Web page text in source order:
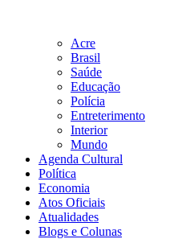
Acre
Brasil
Saúde
Educação
Polícia
Entreterimento
Interior
Mundo
Agenda Cultural
Política
Economia
Atos Oficiais
Atualidades
Blogs e Colunas